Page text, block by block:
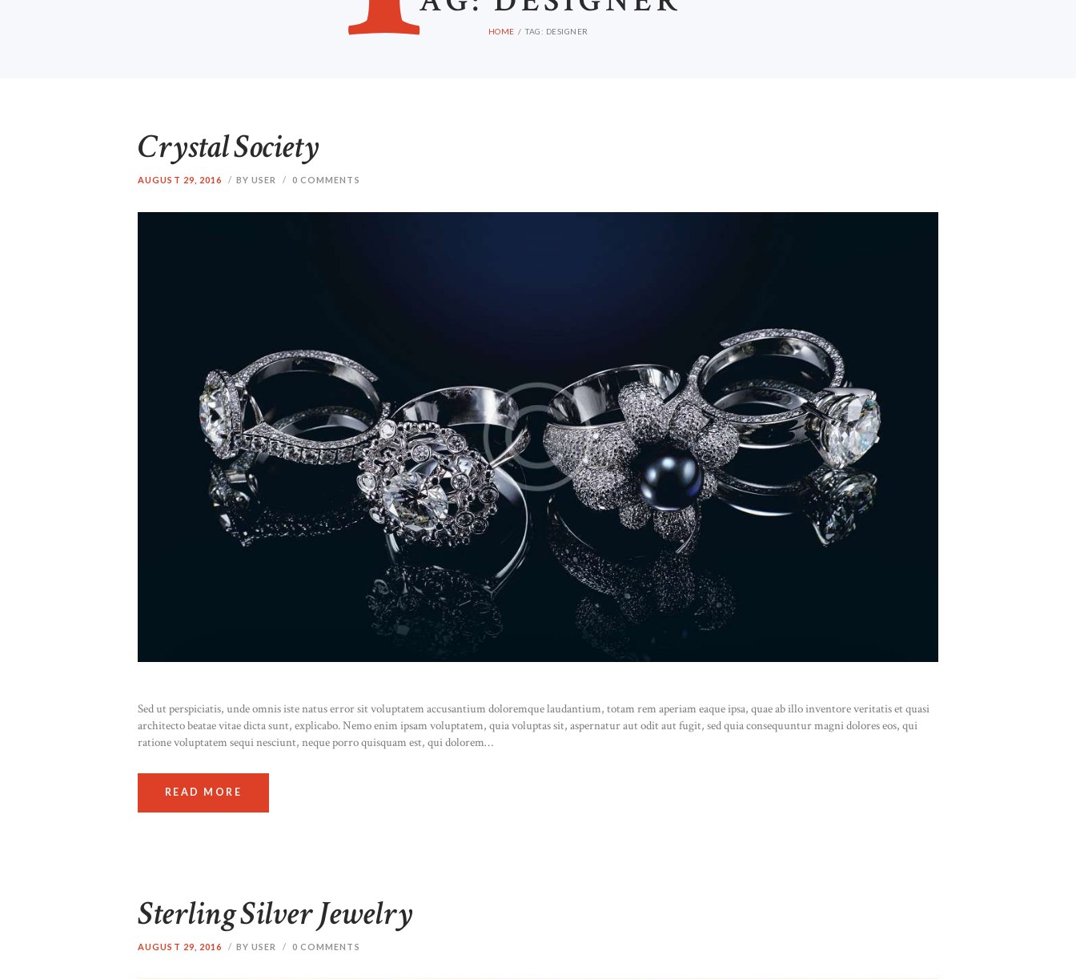
HOME TAG: DESIGNER
Crystal Society
AUGUST 29, 2016 BY USER 0 COMMENTS
Sed ut perspiciatis, unde omnis iste natus error sit voluptatem accusantium doloremque laudantium, totam rem aperiam eaque ipsa, quae ab illo inventore veritatis et quasi
architecto beatae vitae dicta sunt, explicabo. Nemo enim ipsam voluptatem, quia voluptas sit, aspernatur aut odit aut fugit, sed quia consequuntur magni dolores eos, qui
ratione voluptatem sequi nesciunt, neque porro quisquam est, qui dolorem…
READ MORE
Sterling Silver Jewelry
AUGUST 29, 2016 BY USER 0 COMMENTS